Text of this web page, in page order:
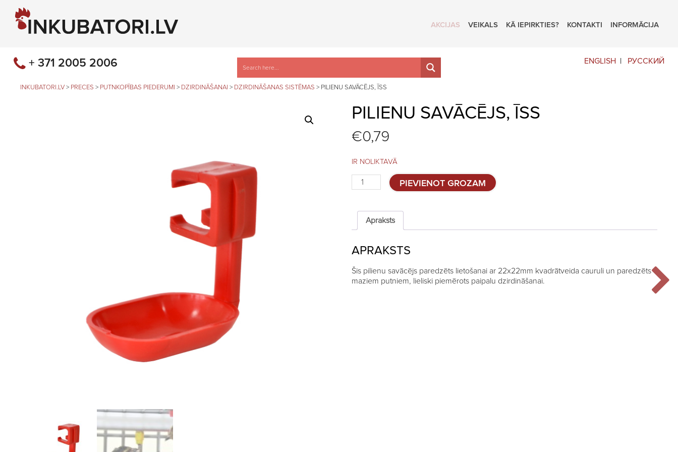
AKCIJAS VEIKALS KĀ IEPIRKTIES? KONTAKTI INFORMĀCIJA
ENGLISH РУССКИЙ
+ 371 2005 2006
INKUBATORI.LV > PRECES > PUTNKOPĪBAS PIEDERUMI > DZIRDINĀŠANAI > DZIRDINĀŠANAS SISTĒMAS > PILIENU SAVĀCĒJS, ĪSS
PILIENU SAVĀCĒJS, ĪSS
€0,79
IR NOLIKTAVĀ
Pilienu
savācējs,
quantity
PIEVIENOT GROZAM
Apraksts
APRAKSTS
Šis pilienu savācējs paredzēts lietošanai ar 22x22mm kvadrātveida cauruli un paredzēts
maziem putniem, lieliski piemērots paipalu dzirdināšanai.